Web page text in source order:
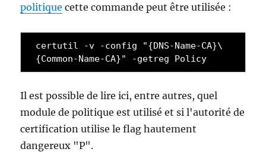
politique cette commande peut être utilisée :
certutil -v -config "{DNS-Name-CA}\
{Common-Name-CA}" -getreg Policy
Il est possible de lire ici, entre autres, quel
module de politique est utilisé et si l'autorité de
certification utilise le flag hautement
dangereux "P".